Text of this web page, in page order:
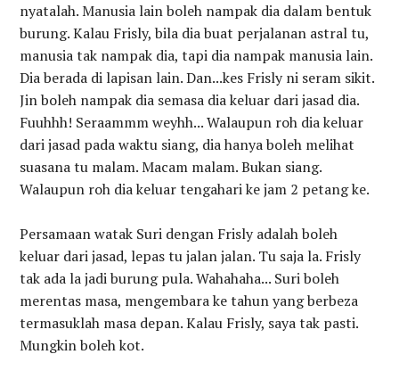
nyatalah. Manusia lain boleh nampak dia dalam bentuk
burung. Kalau Frisly, bila dia buat perjalanan astral tu,
manusia tak nampak dia, tapi dia nampak manusia lain.
Dia berada di lapisan lain. Dan...kes Frisly ni seram sikit.
Jin boleh nampak dia semasa dia keluar dari jasad dia.
Fuuhhh! Seraammm weyhh... Walaupun roh dia keluar
dari jasad pada waktu siang, dia hanya boleh melihat
suasana tu malam. Macam malam. Bukan siang.
Walaupun roh dia keluar tengahari ke jam 2 petang ke.
Persamaan watak Suri dengan Frisly adalah boleh
keluar dari jasad, lepas tu jalan jalan. Tu saja la. Frisly
tak ada la jadi burung pula. Wahahaha... Suri boleh
merentas masa, mengembara ke tahun yang berbeza
termasuklah masa depan. Kalau Frisly, saya tak pasti.
Mungkin boleh kot.